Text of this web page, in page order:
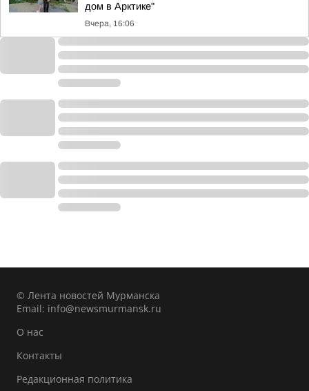
дом в Арктике"
Вчера, 16:06
© Лента новостей Мурманска
Email: info@newsmurmansk.ru
О нас
Контакты
Редакционная политика